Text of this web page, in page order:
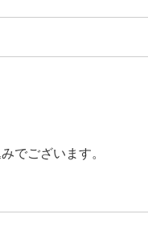
でございます。